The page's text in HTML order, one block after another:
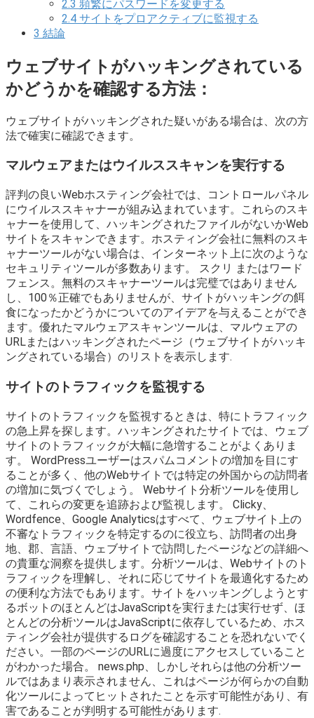
2.3 頻繁にパスワードを変更する
2.4 サイトをプロアクティブに監視する
3 結論
ウェブサイトがハッキングされている
かどうかを確認する方法：
ウェブサイトがハッキングされた疑いがある場合は、次の方
法で確実に確認できます。
マルウェアまたはウイルススキャンを実行する
評判の良いWebホスティング会社では、コントロールパネル
にウイルススキャナーが組み込まれています。これらのスキ
ャナーを使用して、ハッキングされたファイルがないかWeb
サイトをスキャンできます。ホスティング会社に無料のスキ
ャナーツールがない場合は、インターネット上に次のような
セキュリティツールが多数あります。 スクリ またはワード
フェンス。無料のスキャナーツールは完璧ではありません
し、100％正確でもありませんが、サイトがハッキングの餌
食になったかどうかについてのアイデアを与えることができ
ます。優れたマルウェアスキャンツールは、マルウェアの
URLまたはハッキングされたページ（ウェブサイトがハッキ
ングされている場合）のリストを表示します.
サイトのトラフィックを監視する
サイトのトラフィックを監視するときは、特にトラフィック
の急上昇を探します。ハッキングされたサイトでは、ウェブ
サイトのトラフィックが大幅に急増することがよくありま
す。 WordPressユーザーはスパムコメントの増加を目にす
ることが多く、他のWebサイトでは特定の外国からの訪問者
の増加に気づくでしょう。 Webサイト分析ツールを使用し
て、これらの変更を追跡および監視します。 Clicky、
Wordfence、Google Analyticsはすべて、ウェブサイト上の
不審なトラフィックを特定するのに役立ち、訪問者の出身
地、郡、言語、ウェブサイトで訪問したページなどの詳細へ
の貴重な洞察を提供します。分析ツールは、Webサイトのト
ラフィックを理解し、それに応じてサイトを最適化するため
の便利な方法でもあります。サイトをハッキングしようとす
るボットのほとんどはJavaScriptを実行または実行せず、ほ
とんどの分析ツールはJavaScriptに依存しているため、ホス
ティング会社が提供するログを確認することを恐れないでく
ださい。一部のページのURLに過度にアクセスしていること
がわかった場合。 news.php、しかしそれらは他の分析ツー
ルではあまり表示されません、これはページが何らかの自動
化ツールによってヒットされたことを示す可能性があり、有
害であることが判明する可能性があります.